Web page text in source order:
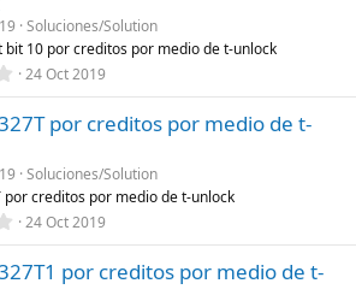
t
r
e
l
(
Soluciones/Solution
bit 10 por creditos por medio de t-unlock
0
0
0
e
t
r
e
l
(
24 Oct 2019
por creditos por medio de t-
Soluciones/Solution
por creditos por medio de t-unlock
0
0
0
e
24 Oct 2019
por creditos por medio de t-